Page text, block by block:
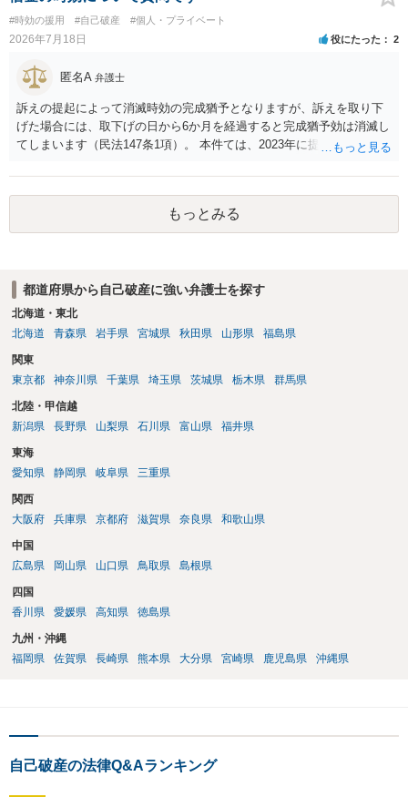
#時効の援用 #自己破産 #個人・プライベート
2026年7月18日 役にたった 2
匿名A 弁護士
訴えの提起によって消滅時効の完成猶予となりますが、訴えを取り下
げた場合には、取下げの日から6か月を経過すると完成猶予効は消滅し
てしまいます（民法147条1項）。 本件ては、2023年に提訴された債権
権者については取下げ日から6か月以内に再提訴しなければやはり時効
は更新しないことになります。ただし、消滅時効の起算点は、不払い
日ではなく期限の利益喪失日（通常は所定の分割の支払期日から1～2
か月程度経過しても支払いがなければ一括返済可能という契約になっ
もっとみる
都道府県から自己破産に強い弁護士を探す
北海道・東北
北海道
青森県 岩手県 宮城県 秋田県 山形県 福島県
関東
東京都
神奈川県 千葉県 埼玉県 茨城県 栃木県 群馬県
北陸・甲信越
新潟県
長野県 山梨県 石川県 富山県 福井県
東海
愛知県
静岡県 岐阜県 三重県
関西
大阪府
兵庫県 京都府 滋賀県 奈良県 和歌山県
中国
広島県
岡山県 山口県 鳥取県 島根県
四国
香川県
愛媛県 高知県 徳島県
九州・沖縄
福岡県
佐賀県 長崎県 熊本県 大分県 宮崎県 鹿児島県 沖縄県
自己破産の法律Q&Aランキング